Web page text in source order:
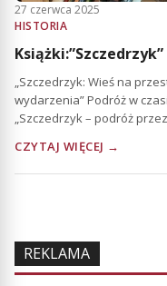
27 czerwca 2025
HISTORIA
Książki:”Szczedrzyk”
„Szczedrzyk: Wieś na
wydarzenia” Podróż w
„Szczedrzyk – podróż
CZYTAJ WIĘCEJ →
REKLAMA